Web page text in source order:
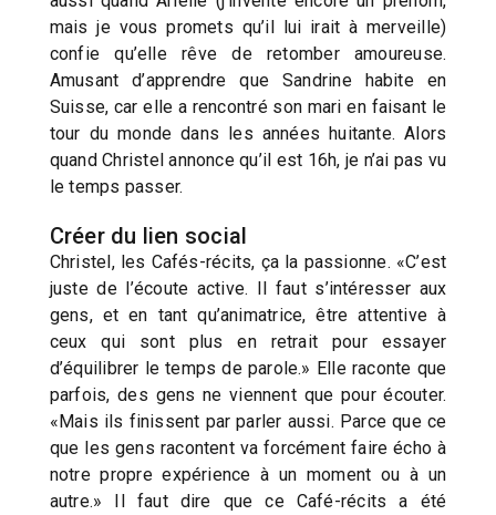
mais je vous promets qu’il lui irait à merveille)
confie qu’elle rêve de retomber amoureuse.
Amusant d’apprendre que Sandrine habite en
Suisse, car elle a rencontré son mari en faisant le
tour du monde dans les années huitante. Alors
quand Christel annonce qu’il est 16h, je n’ai pas vu
le temps passer.
Créer du lien social
Christel, les Cafés-récits, ça la passionne. «C’est
juste de l’écoute active. Il faut s’intéresser aux
gens, et en tant qu’animatrice, être attentive à
ceux qui sont plus en retrait pour essayer
d’équilibrer le temps de parole.» Elle raconte que
parfois, des gens ne viennent que pour écouter.
«Mais ils finissent par parler aussi. Parce que ce
que les gens racontent va forcément faire écho à
notre propre expérience à un moment ou à un
autre.» Il faut dire que ce Café-récits a été